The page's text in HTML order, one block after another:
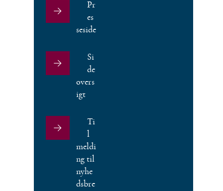
Pr
es
seside
Si
de
overs
igt
Ti
l
meldi
ng til
nyhe
dsbre